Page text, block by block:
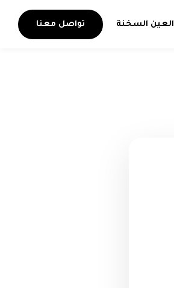
العين السخنة تواصل معنا